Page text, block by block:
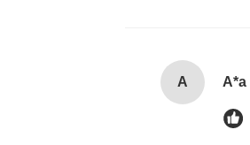
A A*a